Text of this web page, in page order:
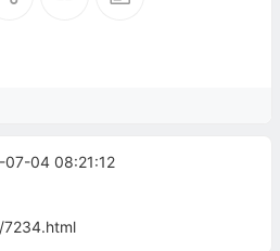
07-04 08:21:12